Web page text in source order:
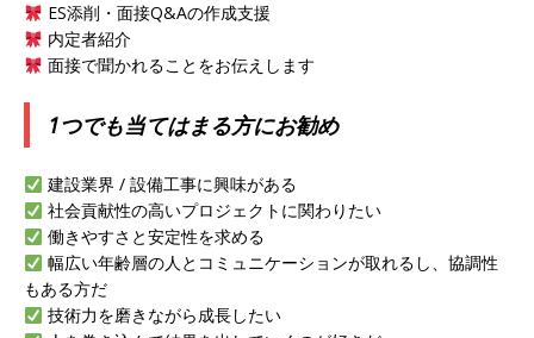
業界研究・企業説明会 】 世界最大級の金融サー
120日以上 ｜ ジブラルタ生命
企業
[ 2026年5月14日 ] 【 28卒｜営業職向けオープ
ンカンパニー 】世界トップシェアの半導体技術
ES添削・面接Q&Aの作成支援
内定者紹介
面接で聞かれることをお伝えします
1つでも当てはまる方にお勧め
建設業界 / 設備工事に興味がある
社会貢献性の高いプロジェクトに関わりたい
働きやすさと安定性を求める
幅広い年齢層の人とコミュニケーションが取れるし、協調性
もある方だ
技術力を磨きながら成長したい